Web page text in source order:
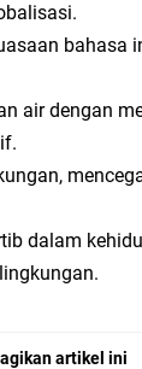
bahasa
air dengan
dalam
artikel ini